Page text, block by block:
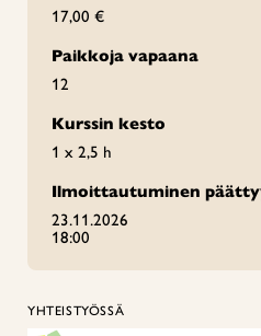
17,00 €
Paikkoja vapaana
12
Kurssin kesto
1 x 2,5 h
Ilmoittautuminen
23.11.2026
18:00
YHTEISTYÖSSÄ